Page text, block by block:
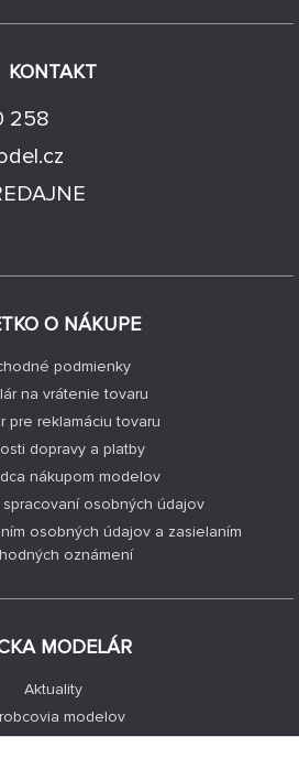
O NÁKUPE
podmienky
na vrátenie tovaru
pre reklamáciu tovaru
dopravy a platby
nákupom modelov
osobných údajov
osobných údajov a zasielaním
oznámení
MODELÁR
Aktuality
modelov
KONTAKT
258